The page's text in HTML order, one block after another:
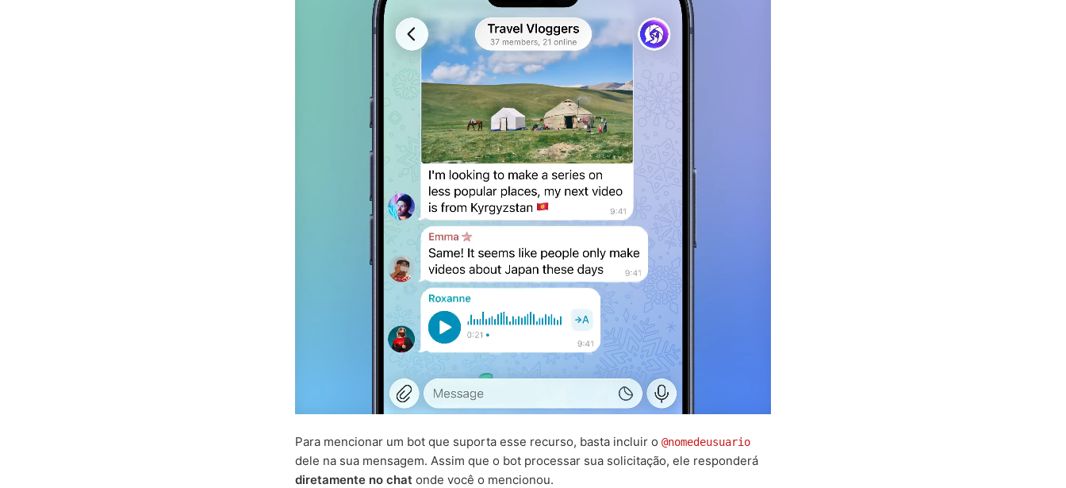
Para mencionar um bot que suporta esse recurso, basta incluir o @nomedeusuario
dele na sua mensagem. Assim que o bot processar sua solicitação, ele responderá
diretamente no chat onde você o mencionou.